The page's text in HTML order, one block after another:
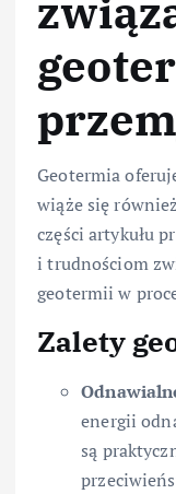
Geotermia
wiąże się
części artykułu
i trudnościom
geotermii w
Zalety
energii
są